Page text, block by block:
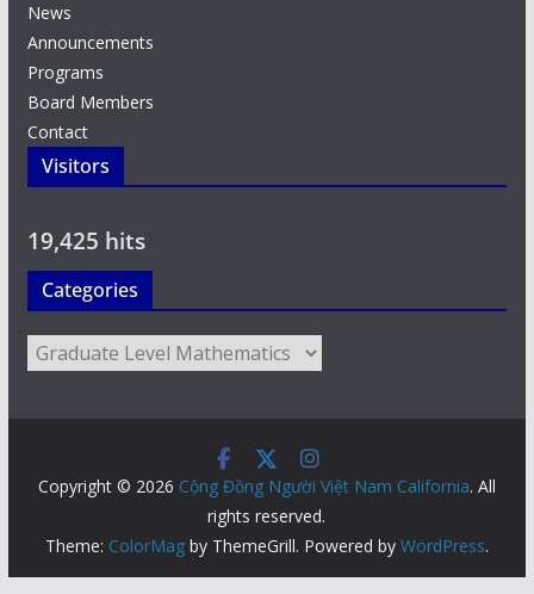
News
Announcements
Programs
Board Members
Contact
Visitors
19,425 hits
Categories
Categories
Copyright © 2026 Cộng Đồng Người Việt Nam California. All
rights reserved.
Theme: ColorMagby ThemeGrill. Powered by WordPress.